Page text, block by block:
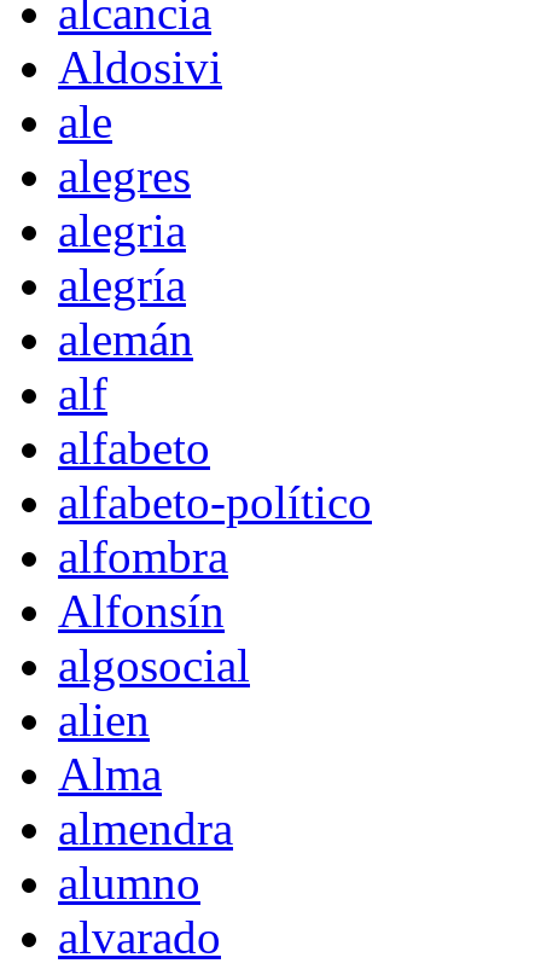
alcancia
Aldosivi
ale
alegres
alegria
alegría
alemán
alf
alfabeto
alfabeto-político
alfombra
Alfonsín
algosocial
alien
Alma
almendra
alumno
alvarado